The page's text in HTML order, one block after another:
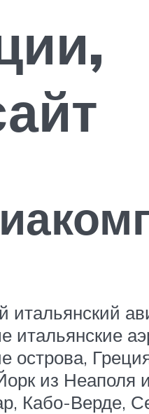
острова,
из Неаполя
Кабо-Верде,